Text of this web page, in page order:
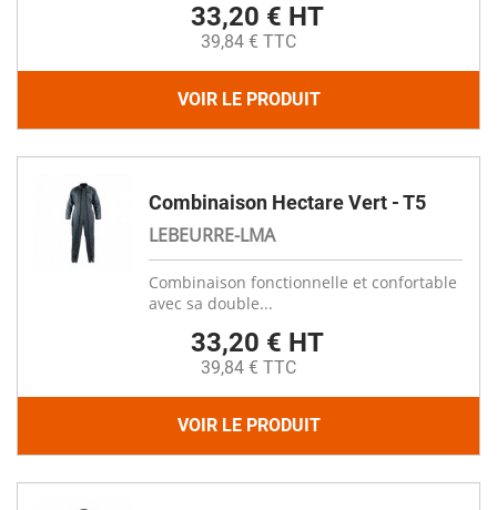
33,20 € HT
39,84 € TTC
VOIR LE PRODUIT
Combinaison Hectare Vert - T5
LEBEURRE-LMA
Combinaison fonctionnelle et confortable
avec sa double...
33,20 € HT
39,84 € TTC
VOIR LE PRODUIT